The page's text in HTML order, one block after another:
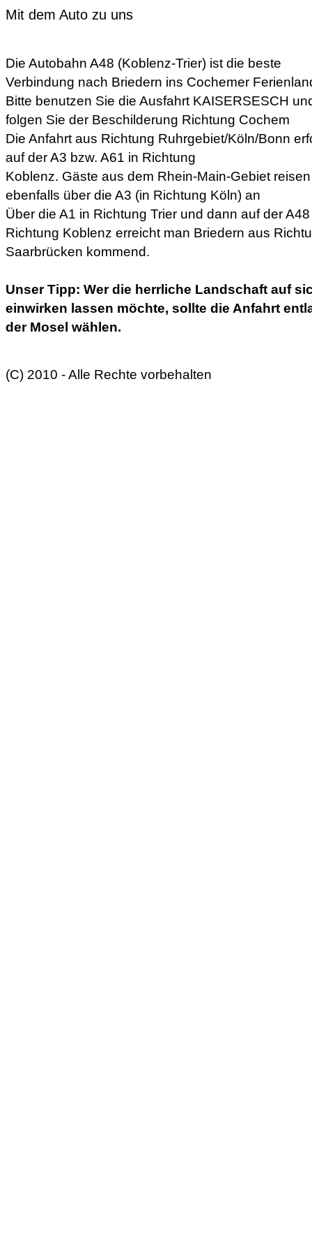
Mit dem Auto zu uns
Die Autobahn A48 (Koblenz-Trier) ist die beste
Verbindung nach Briedern ins Cochemer
Bitte benutzen Sie die Ausfahrt KAISERSESCH
folgen Sie der Beschilderung Richtung Cochem
Die Anfahrt aus Richtung Ruhrgebiet/Köln/Bonn
auf der A3 bzw. A61 in Richtung
Koblenz. Gäste aus dem Rhein-Main-Gebiet reisen
ebenfalls über die A3 (in Richtung Köln) an
Über die A1 in Richtung Trier und dann auf der
Richtung Koblenz erreicht man Briedern aus
Saarbrücken kommend.
Unser Tipp: Wer die herrliche Landschaft auf
einwirken lassen möchte, sollte die Anfahrt
der Mosel wählen.
(C) 2010 - Alle Rechte vorbehalten